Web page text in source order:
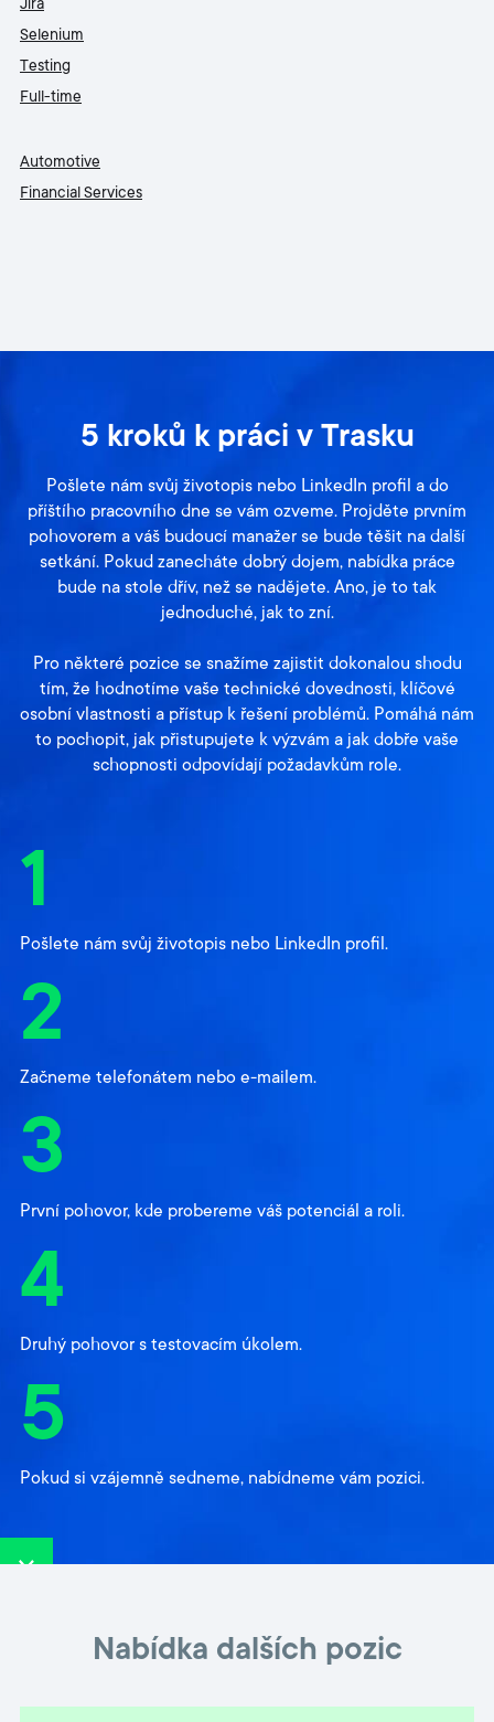
Jira
Selenium
Testing
Full-time
Automotive
Financial Services
5 kroků k práci v Trasku
Pošlete nám svůj životopis nebo LinkedIn profil a do
příštího pracovního dne se vám ozveme. Projděte prvním
pohovorem a váš budoucí manažer se bude těšit na další
setkání. Pokud zanecháte dobrý dojem, nabídka práce
bude na stole dřív, než se nadějete. Ano, je to tak
jednoduché, jak to zní.
Pro některé pozice se snažíme zajistit dokonalou shodu
tím, že hodnotíme vaše technické dovednosti, klíčové
osobní vlastnosti a přístup k řešení problémů. Pomáhá nám
to pochopit, jak přistupujete k výzvám a jak dobře vaše
schopnosti odpovídají požadavkům role.
1
Pošlete nám svůj životopis nebo LinkedIn profil.
2
Začneme telefonátem nebo e-mailem.
3
První pohovor, kde probereme váš potenciál a roli.
4
Druhý pohovor s testovacím úkolem.
5
Pokud si vzájemně sedneme, nabídneme vám pozici.
Nabídka dalších pozic